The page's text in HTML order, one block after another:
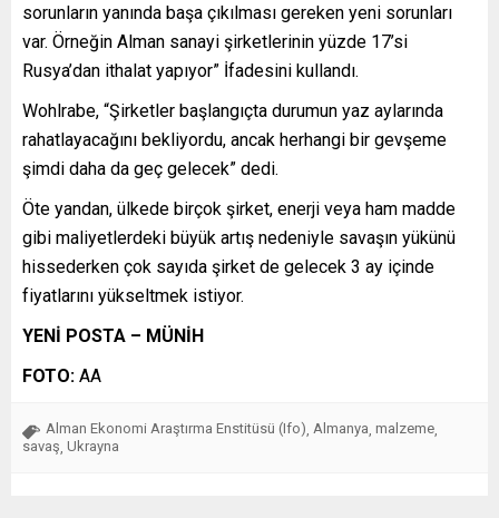
sorunların yanında başa çıkılması gereken yeni sorunları
var. Örneğin Alman sanayi şirketlerinin yüzde 17’si
Rusya’dan ithalat yapıyor” İfadesini kullandı.
Wohlrabe, “Şirketler başlangıçta durumun yaz aylarında
rahatlayacağını bekliyordu, ancak herhangi bir gevşeme
şimdi daha da geç gelecek” dedi.
Öte yandan, ülkede birçok şirket, enerji veya ham madde
gibi maliyetlerdeki büyük artış nedeniyle savaşın yükünü
hissederken çok sayıda şirket de gelecek 3 ay içinde
fiyatlarını yükseltmek istiyor.
YENİ POSTA – MÜNİH
FOTO: AA
Alman Ekonomi Araştırma Enstitüsü (Ifo) Almanya malzeme
savaş Ukrayna